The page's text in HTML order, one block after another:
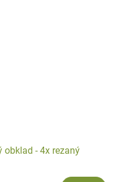
obklad - 4x rezaný